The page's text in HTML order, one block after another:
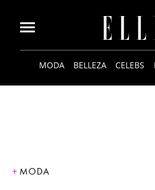
MODA BELLEZA CELEBS
MODA